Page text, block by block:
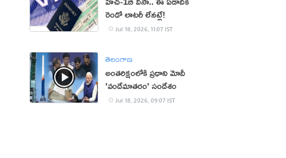
రెండో లాటరీ లేనట్లే!
Jul 18, 2026, 11:07 IST
తెలంగాణ
అంతరిక్షంలోకి ప్రధాని మోదీ
'వందేమాతరం' సందేశం
Jul 18, 2026, 09:07 IST